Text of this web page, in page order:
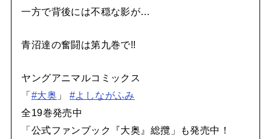
一方で背後には不穏な影が…
青沼達の奮闘は第九巻で!!
ヤングアニマルコミックス
「#大奥 」 #よしながふみ
全19巻発売中
「公式ファンブック『大奥』総攬」も発売中！